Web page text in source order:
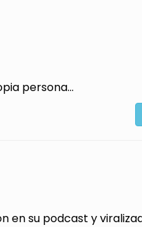
persona...
en su podcast y